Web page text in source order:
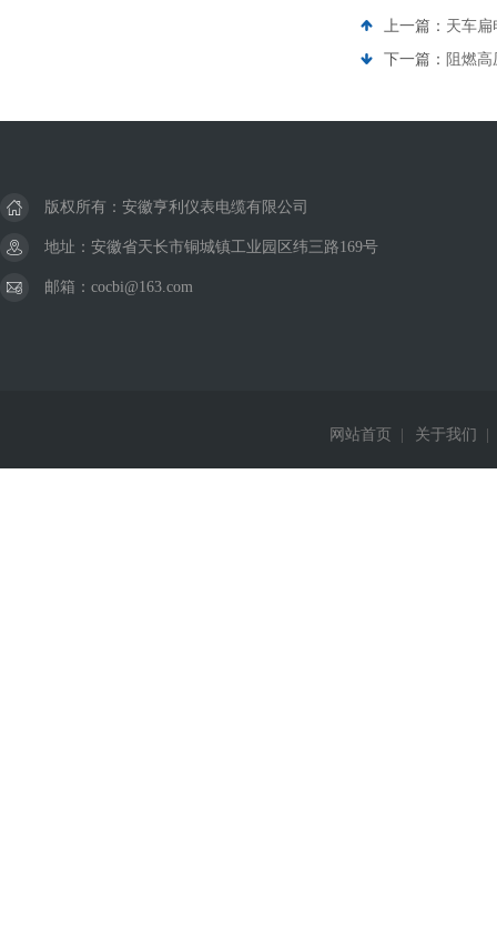
上一篇： 天车扁
下一篇： 阻燃
版权所有：安徽亨利仪表电缆有限公司
地址：安徽省天长市铜城镇工业园区纬三路169号
邮箱：cocbi@163.com
网站首页 关于我们